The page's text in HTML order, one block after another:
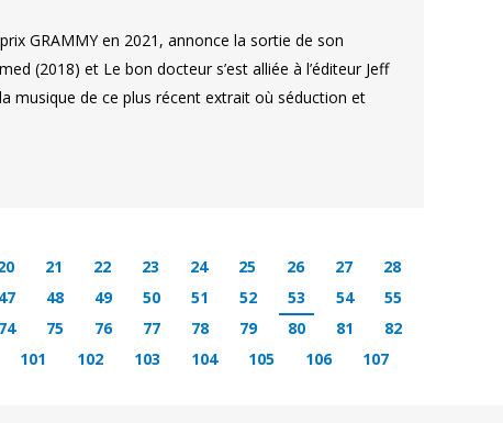
GRAMMY en 2021, annonce la sortie de son
(2018) et Le bon docteur s’est alliée à l’éditeur Jeff
musique de ce plus récent extrait où séduction et
21 22 23 24 25 26 27
28
47 48 49 50 51 52 53 54
55
74 75 76 77 78 79 80 81
82
101 102 103 104 105 106
107